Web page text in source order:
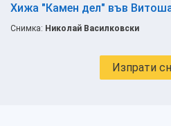
Хижа "Камен дел" във
Снимка: Николай Василковски
Изпрати